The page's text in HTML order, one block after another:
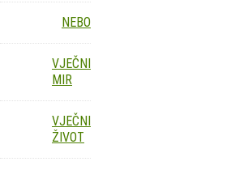
NEBO
VJEČNI
MIR
VJEČNI
ŽIVOT